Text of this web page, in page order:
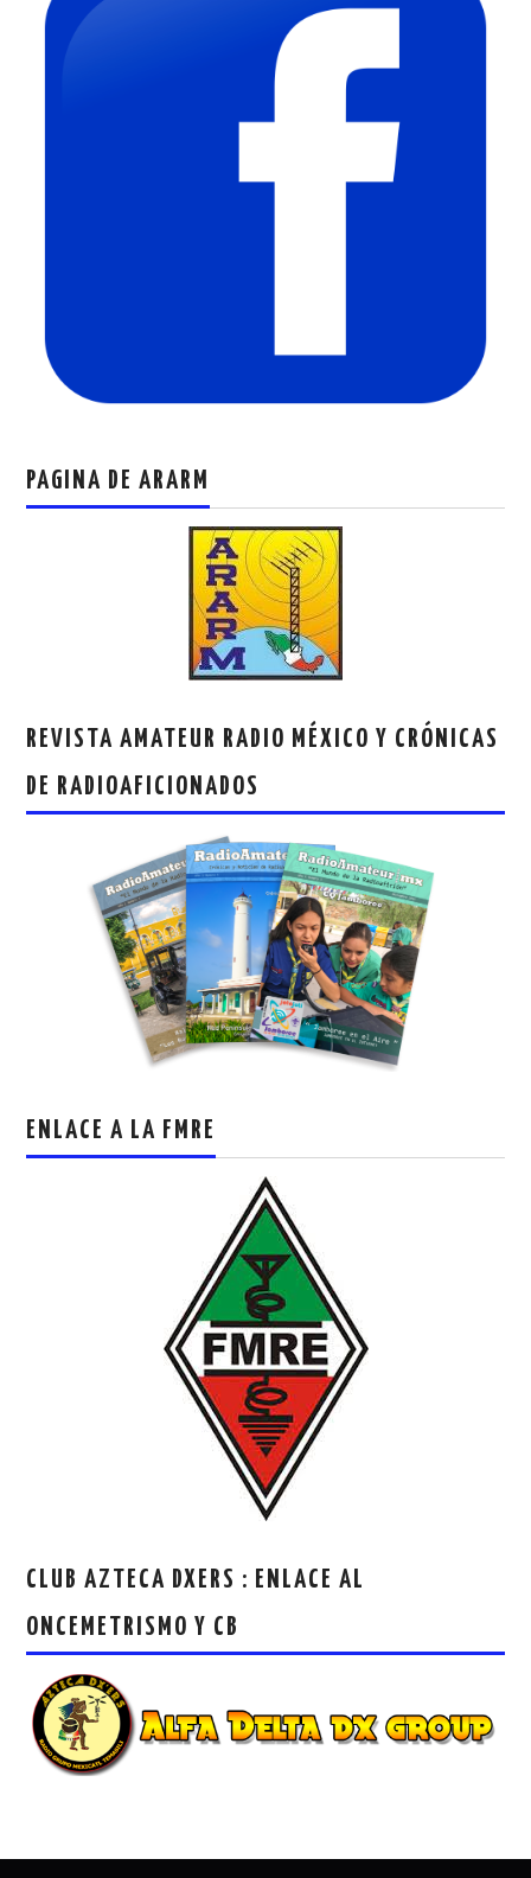
PAGINA DE ARARM
REVISTA AMATEUR RADIO MÉXICO Y CRÓNICAS
DE RADIOAFICIONADOS
ENLACE A LA FMRE
CLUB AZTECA DXERS : ENLACE AL
ONCEMETRISMO Y CB